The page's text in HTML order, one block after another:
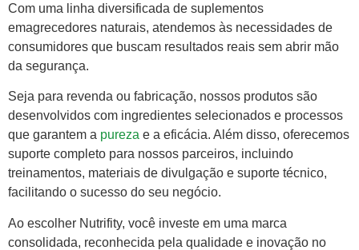
Com uma linha diversificada de suplementos
emagrecedores naturais, atendemos às necessidades de
consumidores que buscam resultados reais sem abrir mão
da segurança.
Seja para revenda ou fabricação, nossos produtos são
desenvolvidos com ingredientes selecionados e processos
que garantem a pureza e a eficácia. Além disso, oferecemos
suporte completo para nossos parceiros, incluindo
treinamentos, materiais de divulgação e suporte técnico,
facilitando o sucesso do seu negócio.
Ao escolher Nutrifity, você investe em uma marca
consolidada, reconhecida pela qualidade e inovação no